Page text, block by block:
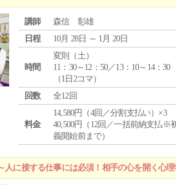
講師
森信 彰雄
日程
10月 28日 ～ 1月 20日
時間
変則（土）
11：30～12：50／13：10～14：30
（1日2コマ）
回数
全12回
料金
14,580円（4回／分割支払い）×3
40,500円（12回／一括前納支払※
義開始前まで）
に接する仕事には必須！相手の心を開く心理